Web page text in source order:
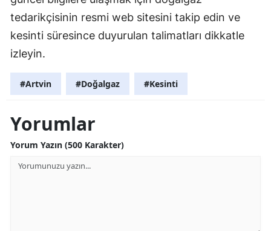
Batman
Şırnak
tedarikçisinin resmi web sitesini takip edin ve
kesinti süresince duyurulan talimatları dikkatle
izleyin.
#Artvin #Doğalgaz #Kesinti
Yorumlar
Yorum Yazın (500 Karakter)